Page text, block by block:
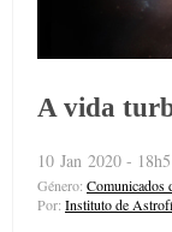
A vida
10 Jan 2020 -
Género: Comunicados
Por: Instituto de